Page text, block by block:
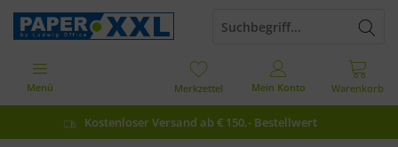
Kostenloser Versand ab € 150,- Bestellwert
Warenkorb
Merkzettel Mein Konto
Menü